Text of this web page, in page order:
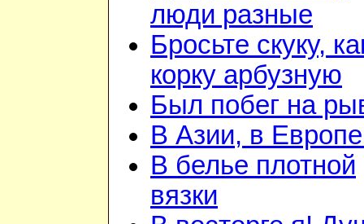
люди разные
Бросьте скуку,
корку арбузную
Был побег на
В Азии, в
В белье плотной
вязки